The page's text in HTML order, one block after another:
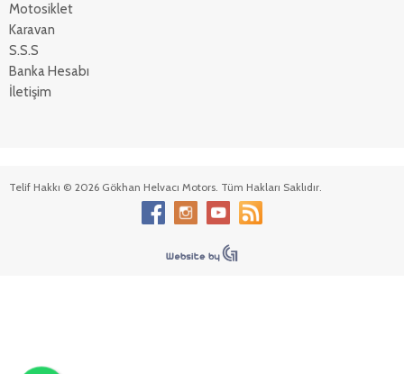
Motosiklet
Karavan
S.S.S
Banka Hesabı
İletişim
Telif Hakkı © 2026 Gökhan Helvacı Motors. Tüm Hakları Saklıdır.